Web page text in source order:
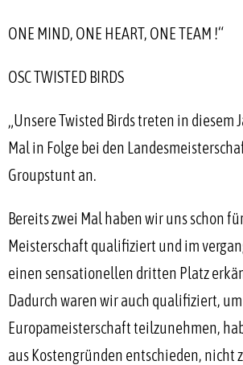
ONE MIND, ONE HEART, ONE TEAM !“
OSC TWISTED BIRDS
„Unsere Twisted Birds treten in diesem
Mal in Folge bei den
Groupstunt an.
Bereits zwei Mal haben wir uns schon
Meisterschaft qualifiziert und im
einen sensationellen dritten Platz
Dadurch waren wir auch qualifiziert,
Europameisterschaft teilzunehmen,
aus Kostengründen entschieden, nicht